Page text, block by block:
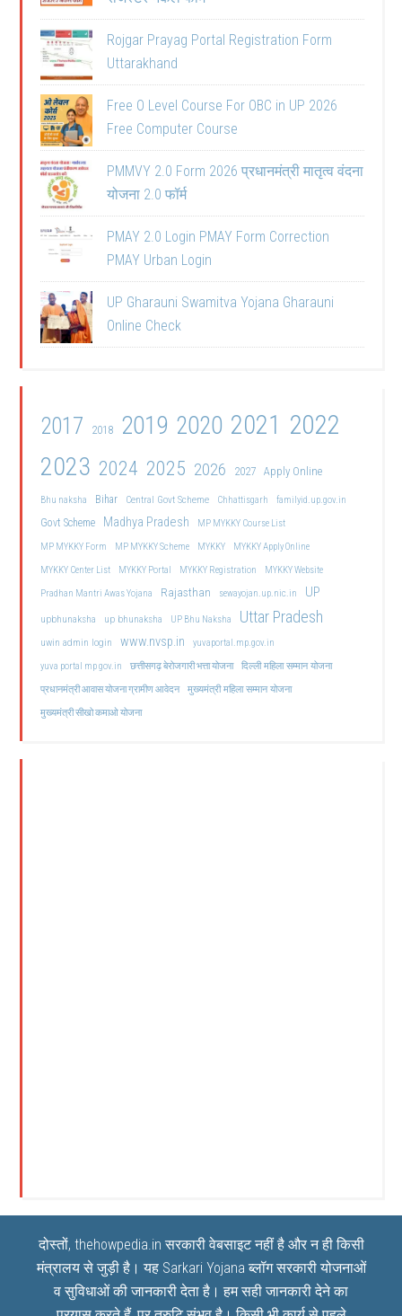
Rojgar Prayag Portal Registration Form
Uttarakhand
Free O Level Course For OBC in UP 2026
Free Computer Course
PMMVY 2.0 Form 2026 प्रधानमंत्री मातृत्व वंदना
योजना 2.0 फॉर्म
PMAY 2.0 Login PMAY Form Correction
PMAY Urban Login
UP Gharauni Swamitva Yojana Gharauni
Online Check
2017 2018 2019 2020 2021 2022
2023 2024 2025 2026 2027 Apply Online
Bhu naksha Bihar Central Govt Scheme Chhattisgarh familyid.up.gov.in
Govt Scheme Madhya Pradesh
MP MYKKY Course List
MP MYKKY Form
MP MYKKY Scheme MYKKY
MYKKY Apply Online
MYKKY Center List
MYKKY Portal MYKKY Registration
MYKKY Website
Pradhan Mantri Awas Yojana
Rajasthan sewayojan.up.nic.in UP
upbhunaksha up bhunaksha UP Bhu Naksha Uttar Pradesh
uwin admin login www.nvsp.in
yuvaportal.mp.gov.in
yuva portal mp gov.in
छत्तीसगढ़ बेरोजगारी भत्ता योजना दिल्ली महिला सम्मान योजना
प्रधानमंत्री आवास योजना ग्रामीण आवेदन मुख्यमंत्री महिला सम्मान योजना
मुख्यमंत्री सीखो कमाओ योजना
दोस्तों, thehowpedia.in सरकारी वेबसाइट नहीं है और न ही किसी
मंत्रालय से जुड़ी है। यह Sarkari Yojana ब्लॉग सरकारी योजनाओं
व सुविधाओं की जानकारी देता है। हम सही जानकारी देने का